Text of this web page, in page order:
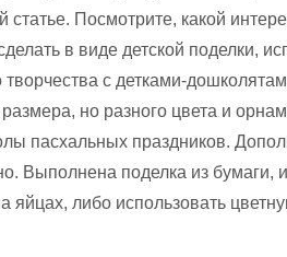
статье. Посмотрите, какой
в виде детской поделки,
с детками-
но разного цвета и
пасхальных праздников.
Выполнена поделка из бумаги,
яйцах, либо использовать